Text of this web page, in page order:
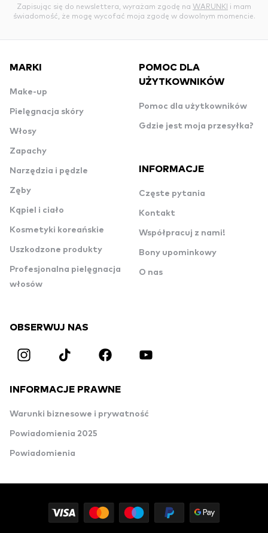
Zapisując się do newslettera, wyrażam zgodę na WARUNKI i mam
świadomość, że mogę wycofać moja zgodę w dowolnym momencie.
MARKI
Make-up
Pielęgnacja skóry
Włosy
Zapachy
Narzędzia i pędzle
Zęby
Kąpiel i ciało
Kosmetyki koreańskie
Uszkodzone produkty
Profesjonalna pielęgnacja
włosów
POMOC DLA
UŻYTKOWNIKÓW
Pomoc dla użytkowników
Gdzie jest moja przesyłka?
INFORMACJE
Częste pytania
Kontakt
Współpracuj z nami!
Bony upominkowy
O nas
OBSERWUJ NAS
INFORMACJE PRAWNE
Warunki biznesowe i prywatność
Powiadomienia 2025
Powiadomienia